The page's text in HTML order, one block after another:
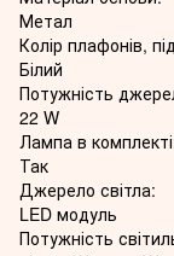
Метал
Колір плафонів,
Білий
Потужність
22 W
Лампа в
Так
Джерело світла:
LED модуль
Потужність